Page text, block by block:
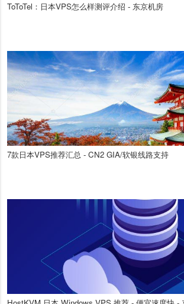
ToToTel：日本VPS怎么样测评介绍 - 东京机房
7款日本VPS推荐汇总 - CN2 GIA/软银线路支持